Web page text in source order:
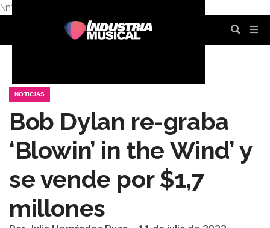
\n\n
NOTICIAS
Bob Dylan re-graba
‘Blowin’ in the Wind’ y
se vende por $1,7
millones